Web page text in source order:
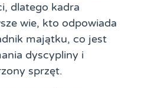
dlatego kadra
wie, kto odpowiada
majątku, co jest
dyscypliny i
sprzęt.